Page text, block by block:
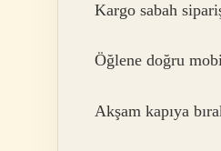
Kargo sabah
Öğlene doğru
Akşam kapıya